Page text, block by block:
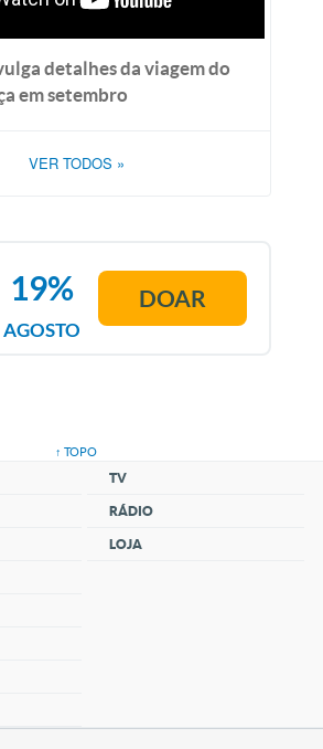
detalhes da viagem do
em setembro
VER TODOS »
AGOSTO
19% DOAR
↑ TOPO
TV
RÁDIO
LOJA